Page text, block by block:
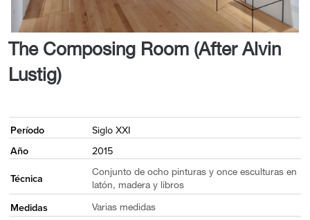
The Composing Room (After Alvin
Lustig)
Período
Siglo XXI
Año
2015
Técnica
Conjunto de ocho pinturas y once esculturas en
latón, madera y libros
Medidas Varias medidas